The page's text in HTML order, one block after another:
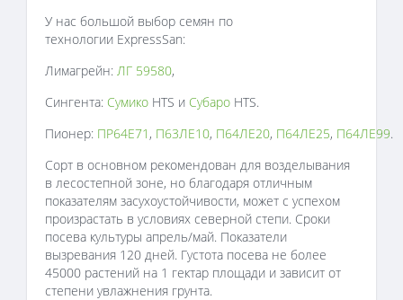
У нас большой выбор семян по
технологии ExpressSan:
Лимагрейн: ЛГ 59580,
Сингента: Сумико HTS и Субаро HTS.
Пионер: ПР64Е71 , П63ЛЕ10, П64ЛЕ20, П64ЛЕ25, П64ЛЕ99.
Сорт в основном рекомендован для возделывания
в лесостепной зоне, но благодаря отличным
показателям засухоустойчивости, может с успехом
произрастать в условиях северной степи. Сроки
посева культуры апрель/май. Показатели
вызревания 120 дней. Густота посева не более
45000 растений на 1 гектар площади и зависит от
степени увлажнения грунта.